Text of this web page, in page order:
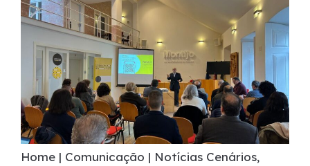
Home | Comunicação | Notícias Cenários,